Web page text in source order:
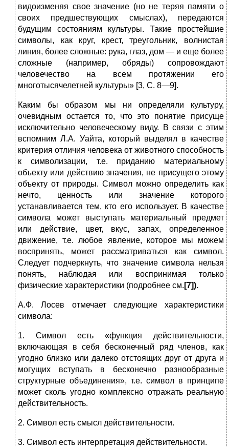
видоизменяя свое значение (но не теряя памяти о
своих предшествующих смыслах), передаются
будущим состояниям культуры. Такие простейшие
символы, как круг, крест, треугольник, волнистая
линия, более сложные: рука, глаз, дом — и еще более
сложные (например, обряды) сопровождают
человечество на всем протяжении его
многотысячелетней культуры» [3, С. 8—9].
Каким бы образом мы ни определяли культуру,
очевидным остается то, что это понятие присуще
исключительно человеческому виду. В связи с этим
вспомним Л.А. Уайта, который выделял в качестве
крите­рия отличия человека от животного способность
к символизации, т.е. приданию материальному
объекту или действию значения, не присуще­го этому
объекту от природы. Символ можно определить как
нечто, ценность или значение которого
устанавливается тем, кто его использует. В качестве
символа может выступать материальный предмет
или действие, цвет, вкус, запах, определенное
движение, т.е. любое явление, которое мы можем
воспринять, может рассматриваться как символ.
Следует подчеркнуть, что значение символа нельзя
понять, наблюдая или воспринимая только
физические характеристики (подробнее см. [7]).
А.Ф. Лосев отмечает следующие характеристики
символа:
1. Символ есть «функция действительности,
включающая в себя бес­конечный ряд членов, как
угодно близко или далеко отстоящих друг от друга и
могущих вступать в бесконечно разнообразные
структурные объединения», т.е. символ в принципе
может сколь угодно комплексно отражать реальную
действительность.
2. Символ есть смысл действительности.
3. Символ есть интерпретация действительности.